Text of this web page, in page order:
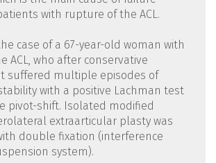
with rupture of the ACL.
case of a 67-year-old woman with
ACL, who after conservative
suffered multiple episodes of
with a positive Lachman test
pivot-shift. Isolated modified
extraarticular plasty was
double fixation (interference
system).